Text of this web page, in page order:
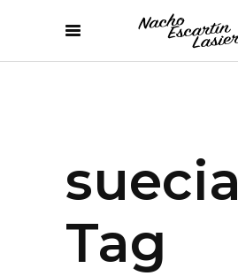
suecia
Tag